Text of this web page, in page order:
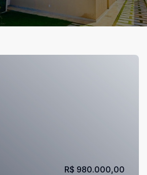
R$ 980.000,00